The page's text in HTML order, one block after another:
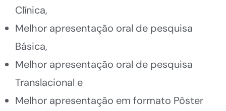
Clínica,
Melhor apresentação oral de pesquisa
Básica,
Melhor apresentação oral de pesquisa
Translacional e
Melhor apresentação em formato Pôster